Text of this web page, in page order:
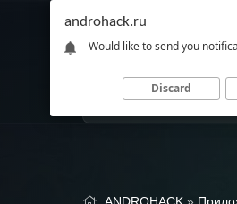
Andro
HACK
Главная Игры
androhack.ru
Would like to send you
Discard